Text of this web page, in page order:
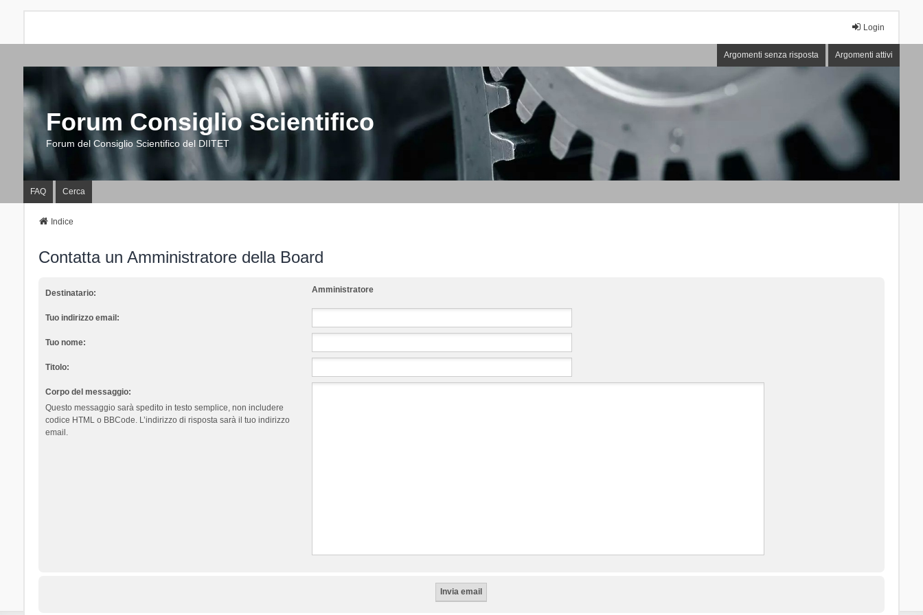
Login
Argomenti senza risposta Argomenti attivi
Forum Consiglio Scientifico
Forum del Consiglio Scientifico del DIITET
FAQ Cerca
Indice
Contatta un Amministratore della Board
Destinatario: Amministratore
Tuo indirizzo email:
Tuo nome:
Titolo:
Corpo del messaggio:
Questo messaggio sarà spedito in testo semplice, non includere
codice HTML o BBCode. L’indirizzo di risposta sarà il tuo indirizzo
email.